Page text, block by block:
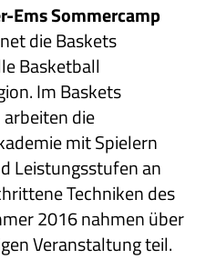
Ems Sommercamp
die Baskets
Basketball
Im Baskets
die
mit Spielern
Leistungsstufen an
Techniken des
2016 nahmen über
Veranstaltung teil.